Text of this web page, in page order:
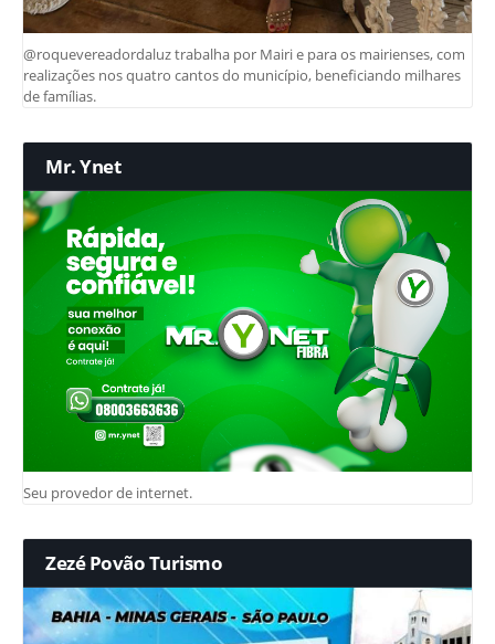
@roquevereadordaluz trabalha por Mairi e para os mairienses, com
realizações nos quatro cantos do município, beneficiando milhares
de famílias.
Mr. Ynet
Seu provedor de internet.
Zezé Povão Turismo